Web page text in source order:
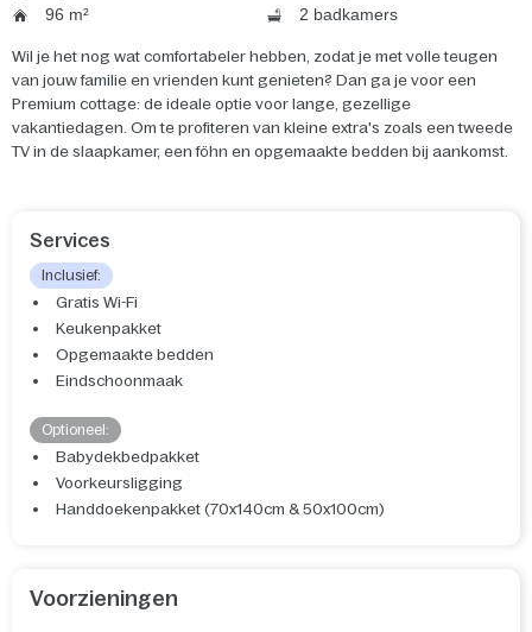
96 m²
2 badkamers
Wil je het nog wat comfortabeler hebben, zodat je met volle teugen
van jouw familie en vrienden kunt genieten? Dan ga je voor een
Premium cottage: de ideale optie voor lange, gezellige
vakantiedagen. Om te profiteren van kleine extra's zoals een tweede
TV in de slaapkamer, een föhn en opgemaakte bedden bij aankomst.
Services
Inclusief:
Gratis Wi-Fi
Keukenpakket
Opgemaakte bedden
Eindschoonmaak
Optioneel:
Babydekbedpakket
Voorkeursligging
Handdoekenpakket (70x140cm & 50x100cm)
Voorzieningen